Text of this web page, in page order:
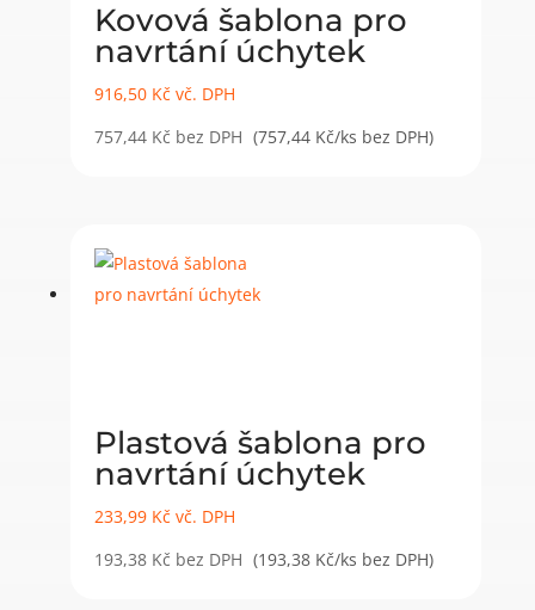
Kovová šablona pro
navrtání úchytek
916,50 Kč vč. DPH
757,44 Kč bez DPH (757,44 Kč/ks bez DPH)
Plastová šablona pro
navrtání úchytek
233,99 Kč vč. DPH
193,38 Kč bez DPH (193,38 Kč/ks bez DPH)